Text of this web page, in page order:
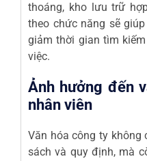
thoáng, kho lưu trữ
theo chức năng sẽ
giảm thời gian tìm
việc.
Ảnh hưởng đến
nhân viên
Văn hóa công ty
sách và quy định, mà